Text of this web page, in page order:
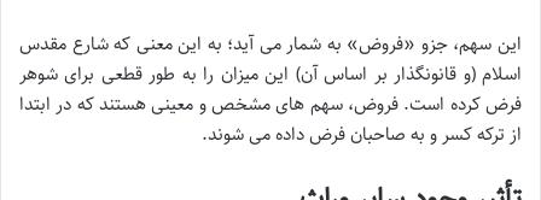
این سهم، جزو «فروض» به شمار می آید؛ به این معنی که شارع مقدس
اسلام (و قانونگذار بر اساس آن) این میزان را به طور قطعی برای شوهر
فرض کرده است. فروض، سهم های مشخص و معینی هستند که در ابتدا
از ترکه کسر و به صاحبان فرض داده می شوند.